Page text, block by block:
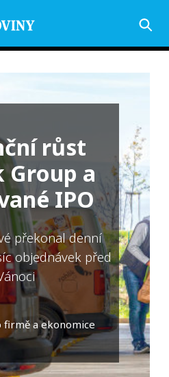
růst
Group a
IPO
překonal denní
objednávek před
firmě a ekonomice